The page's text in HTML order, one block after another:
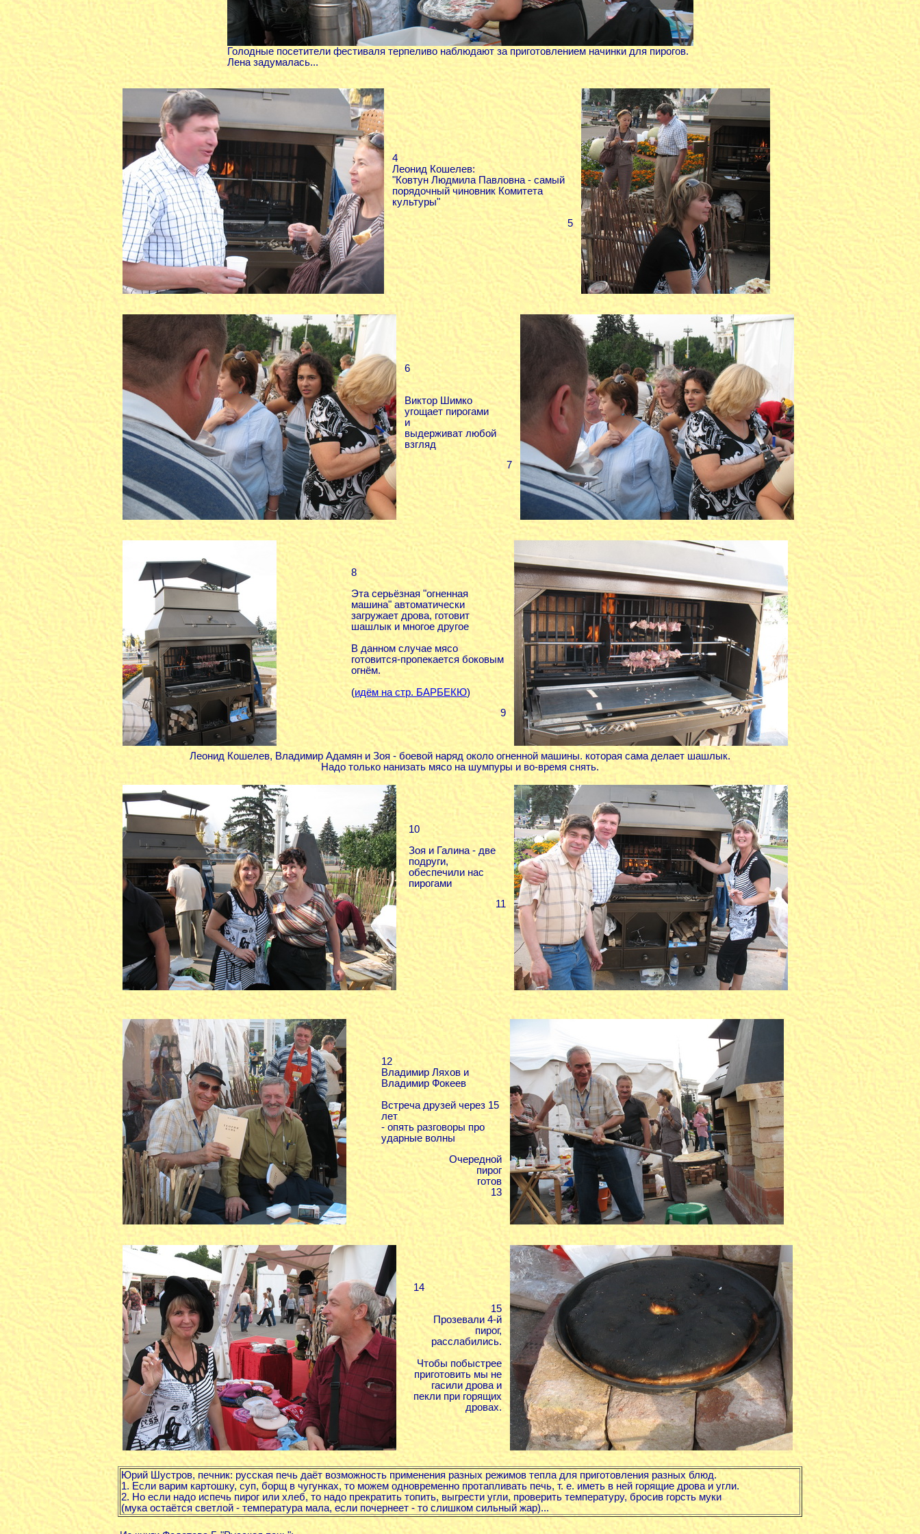
Голодные посетители фестиваля терпеливо наблюдают за приготовлением начинки для пирогов.
Лена задумалась...
4
Леонид Кошелев:
"Ковтун Людмила Павловна - самый
порядочный чиновник Комитета
культуры"
5
6
Виктор Шимко
угощает пирогами
и
выдерживат любой
взгляд
7
8
Эта серьёзная "огненная
машина" автоматически
загружает дрова, готовит
шашлык и многое другое
В данном случае мясо
готовится-пропекается боковым
огнём.
(идём на стр. БАРБЕКЮ)
9
Леонид Кошелев, Владимир Адамян и Зоя - боевой наряд около огненной машины. которая сама делает шашлык.
Надо только нанизать мясо на шумпуры и во-время снять.
10
Зоя и Галина - две
подруги,
обеспечили нас
пирогами
11
12
Владимир Ляхов и
Владимир Фокеев
Встреча друзей через 15
лет
- опять разговоры про
ударные волны
Очередной
пирог
готов
13
14
15
Прозевали 4-й
пирог,
расслабились.
Чтобы побыстрее
приготовить мы не
гасили дрова и
пекли при горящих
дровах.
Юрий Шустров, печник: русская печь даёт возможность применения разных режимов тепла для приготовления разных блюд.
1. Если варим картошку, суп, борщ в чугунках, то можем одновременно протапливать печь, т. е. иметь в ней горящие дрова и угли.
2. Но если надо испечь пирог или хлеб, то надо прекратить топить, выгрести угли, проверить температуру, бросив горсть муки
(мука остаётся светлой - температура мала, если почернеет - то слишком сильный жар)...